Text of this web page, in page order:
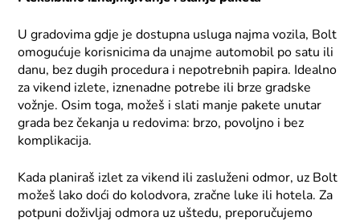
U gradovima gdje je dostupna usluga najma vozila, Bolt
omogućuje korisnicima da unajme automobil po satu ili
danu, bez dugih procedura i nepotrebnih papira. Idealno
za vikend izlete, iznenadne potrebe ili brze gradske
vožnje. Osim toga, možeš i slati manje pakete unutar
grada bez čekanja u redovima: brzo, povoljno i bez
komplikacija.
Kada planiraš izlet za vikend ili zasluženi odmor, uz Bolt
možeš lako doći do kolodvora, zračne luke ili hotela. Za
potpuni doživljaj odmora uz uštedu, preporučujemo